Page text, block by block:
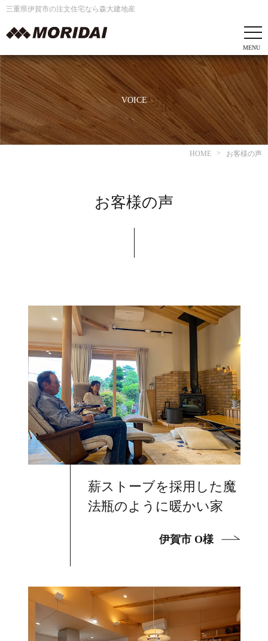
三重県伊賀市の注文住宅なら森大建地産
VOICE
HOME お客様の声
お客様の声
薪ストーブを採用した魔
法瓶のように暖かい家
伊賀市 O様